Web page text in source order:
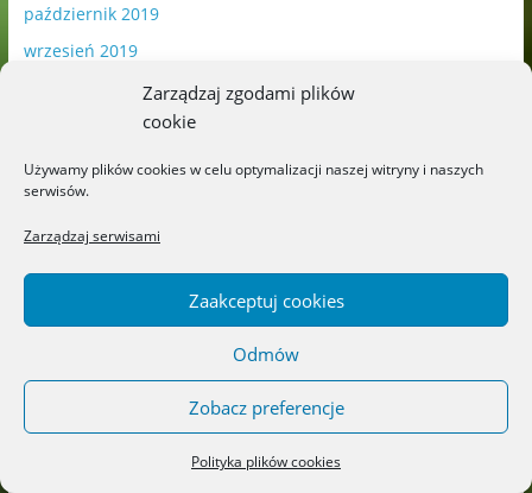
Zarządzaj zgodami plików
cookie
Używamy plików cookies w celu optymalizacji naszej witryny i naszych
serwisów.
Zarządzaj serwisami
Zaakceptuj cookies
Odmów
Zobacz preferencje
Polityka plików cookies
październik 2019
wrzesień 2019
czerwiec 2019
maj 2019
kwiecień 2019
marzec 2019
grudzień 2018